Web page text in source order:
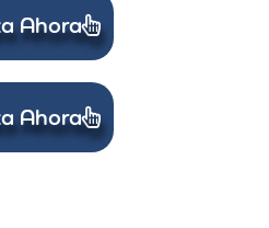
Ahora
Ahora